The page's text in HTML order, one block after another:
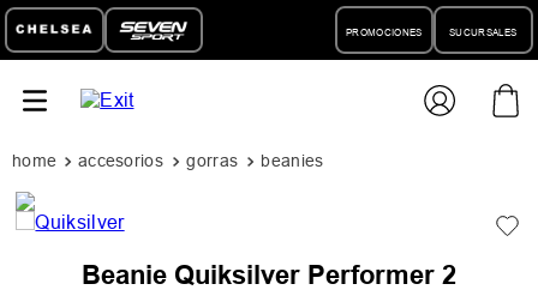
PROMOCIONES SUCURSALES
accesorios gorras beanies
Beanie Quiksilver Performer 2